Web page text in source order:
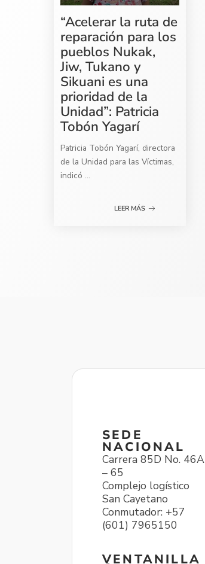
“Acelerar la ruta de
reparación para los
pueblos Nukak,
Jiw, Tukano y
Sikuani es una
prioridad de la
Unidad”: Patricia
Tobón Yagarí
Patricia Tobón Yagarí, directora
de la Unidad para las Víctimas,
indicó ...
LEER MÁS
SEDE
NACIONAL
Carrera 85D No. 46A
– 65
Complejo logístico
San Cayetano
Conmutador: +57
(601) 7965150
VENTANILLA